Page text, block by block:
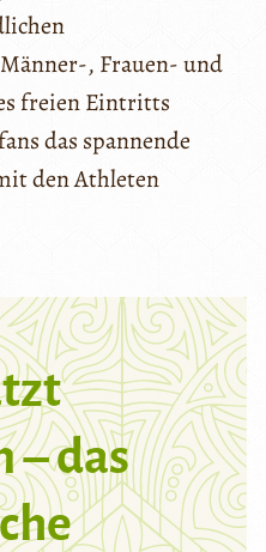
, Frauen- und
freien Eintritts
das spannende
den Athleten
– das